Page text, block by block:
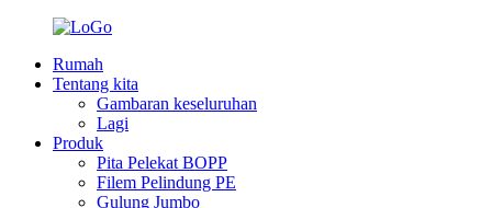
Rumah
Tentang kita
Gambaran keseluruhan
Lagi
Produk
Pita Pelekat BOPP
Filem Pelindung PE
Gulung Jumbo